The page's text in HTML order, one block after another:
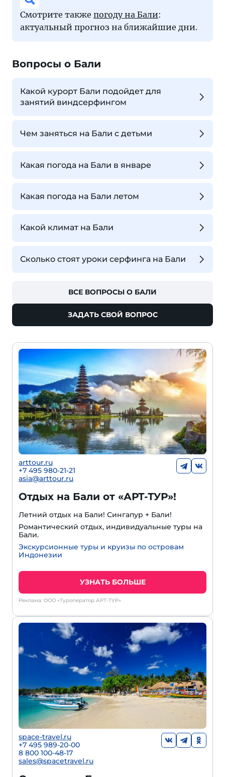
Смотрите также погоду на Бали:
актуальный прогноз на ближайшие дни.
Вопросы о Бали
Какой курорт Бали подойдет для
занятий виндсерфингом
Чем заняться на Бали с детьми
Какая погода на Бали в январе
Какая погода на Бали летом
Какой климат на Бали
Сколько стоят уроки серфинга на Бали
ВСЕ ВОПРОСЫ О БАЛИ
ЗАДАТЬ СВОЙ ВОПРОС
arttour.ru
+7 495 980-21-21
asia@arttour.ru
Отдых на Бали от «АРТ-ТУР»!
Летний отдых на Бали! Сингапур + Бали!
Романтический отдых, индивидуальные туры на
Бали.
Экскурсионные туры и круизы по островам
Индонезии
УЗНАТЬ БОЛЬШЕ
Реклама: ООО «Туроператор АРТ-ТУР»
space-travel.ru
+7 495 989-20-00
8 800 100-48-17
sales@spacetravel.ru